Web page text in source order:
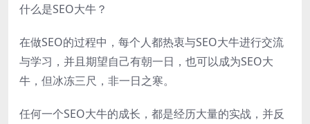
什么是SEO大牛？
在做SEO的过程中，每个人都热衷与SEO大牛进行交流
与学习，并且期望自己有朝一日，也可以成为SEO大
牛，但冰冻三尺，非一日之寒。
任何一个SEO大牛的成长，都是经历大量的实战，并反